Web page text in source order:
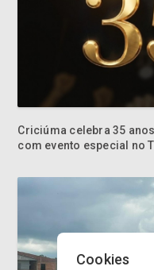
Criciúma celebra 35
com evento especial no
Cookies